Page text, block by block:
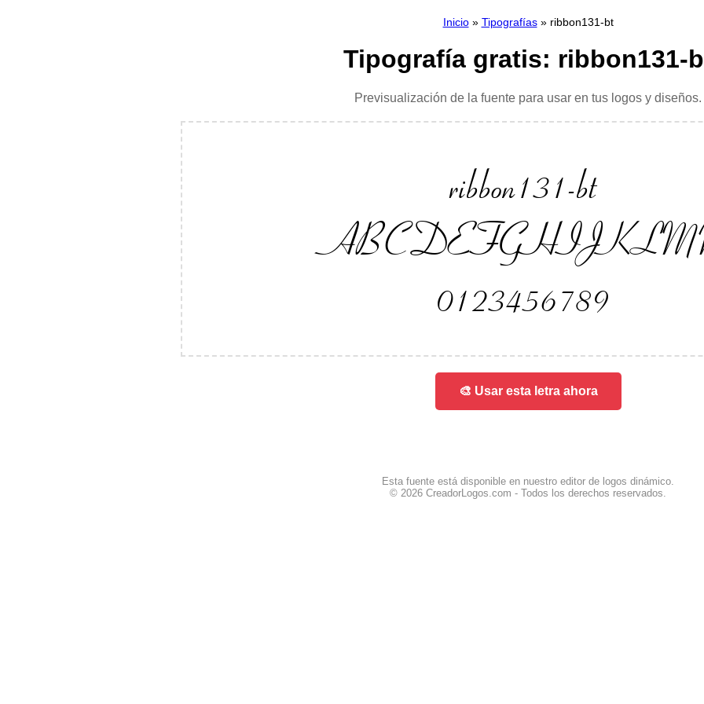
Inicio» Tipografías» ribbon131-bt
Tipografía gratis: ribbon131-
Previsualización de la fuente para usar en tus logos y diseños.
ribbon131-bt
0123456789
🎨 Usar esta letra ahora
Esta fuente está disponible en nuestro editor de logos dinámico.
© 2026 CreadorLogos.com - Todos los derechos reservados.